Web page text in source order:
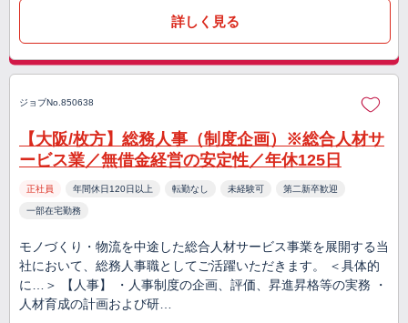
詳しく見る
ジョブNo.850638
【大阪/枚方】総務人事（制度企画）※総合人材サ
ービス業／無借金経営の安定性／年休125日
正社員 年間休日120日以上 転勤なし 未経験可 第二新卒歓迎
一部在宅勤務
モノづくり・物流を中途した総合人材サービス事業を展開する当
社において、総務人事職としてご活躍いただきます。 ＜具体的
に…＞ 【人事】 ・人事制度の企画、評価、昇進昇格等の実務 ・
人材育成の計画および研…